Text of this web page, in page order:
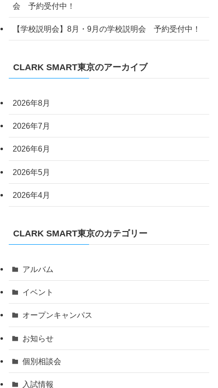
会 予約受付中！
【学校説明会】8月・9月の学校説明会 予約受付中！
CLARK SMART東京のアーカイブ
2026年8月
2026年7月
2026年6月
2026年5月
2026年4月
CLARK SMART東京のカテゴリー
アルバム
イベント
オープンキャンパス
お知らせ
個別相談会
入試情報